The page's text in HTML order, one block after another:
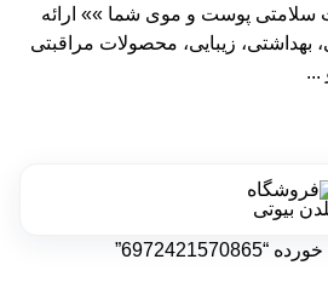
سلامتی پوست و موی شما »» ارائه
بهداشتی، زیبایی، محصولات مراقبتی
...